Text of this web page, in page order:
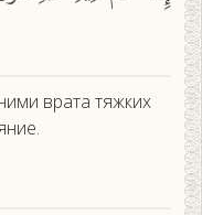
врата тяжких